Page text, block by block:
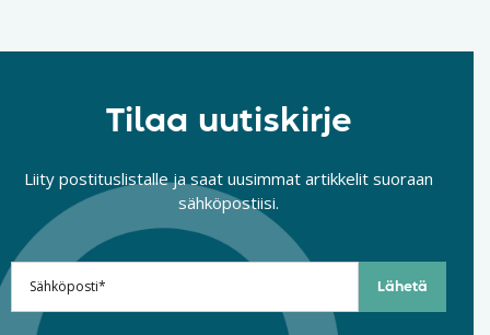
Tilaa uutiskirje
Liity postituslistalle ja saat uusimmat artikkelit suoraan
sähköpostiisi.